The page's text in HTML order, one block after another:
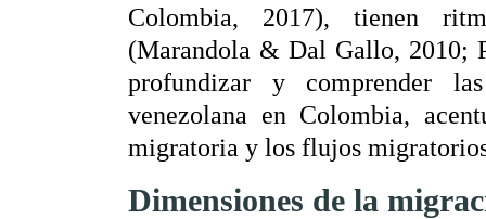
Colombia, 2017), tienen
(Marandola & Dal Gallo, 2010;
profundizar y comprender
venezolana en Colombia,
migratoria y los flujos
Dimensiones de la